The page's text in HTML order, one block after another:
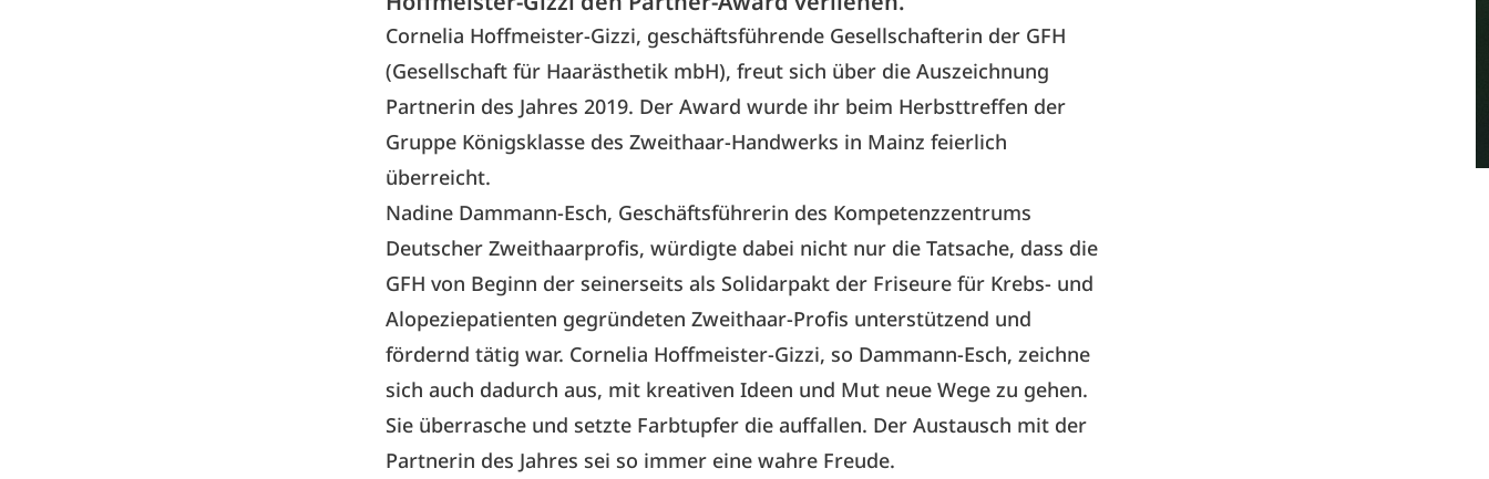
Cornelia Hoffmeister-Gizzi, geschäftsführende Gesellschafterin der GFH
(Gesellschaft für Haarästhetik mbH), freut sich über die Auszeichnung
Partnerin des Jahres 2019. Der Award wurde ihr beim Herbsttreffen der
Gruppe Königsklasse des Zweithaar-Handwerks in Mainz feierlich
überreicht.
Nadine Dammann-Esch, Geschäftsführerin des Kompetenzzentrums
Deutscher Zweithaarprofis, würdigte dabei nicht nur die Tatsache, dass die
GFH von Beginn der seinerseits als Solidarpakt der Friseure für Krebs- und
Alopeziepatienten gegründeten Zweithaar-Profis unterstützend und
fördernd tätig war. Cornelia Hoffmeister-Gizzi, so Dammann-Esch, zeichne
sich auch dadurch aus, mit kreativen Ideen und Mut neue Wege zu gehen.
Sie überrasche und setzte Farbtupfer die auffallen. Der Austausch mit der
Partnerin des Jahres sei so immer eine wahre Freude.